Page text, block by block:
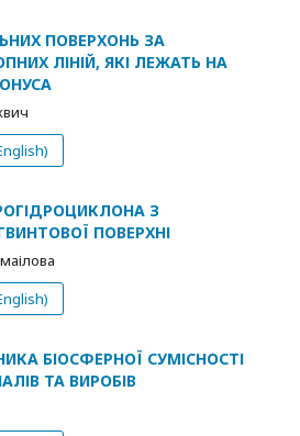
ПОВЕРХОНЬ ЗА
ЛІНІЙ, ЯКІ ЛЕЖАТЬ НА
З
ПОВЕРХНІ
БІОСФЕРНОЇ СУМІСНОСТІ
ТА ВИРОБІВ